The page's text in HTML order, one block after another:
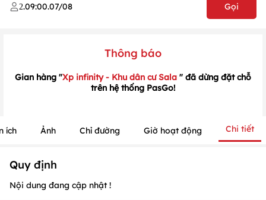
2.09:00.07/08 Gọi
Thông báo
Gian hàng "Xp infinity - Khu dân cư Sala " đã dừng đặt chỗ
trên hệ thống PasGo!
ích Ảnh Chỉ đường Giờ hoạt động Chi tiết
Quy định
Nội dung đang cập nhật !